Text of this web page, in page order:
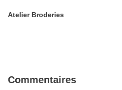
Atelier Broderies
Commentaires